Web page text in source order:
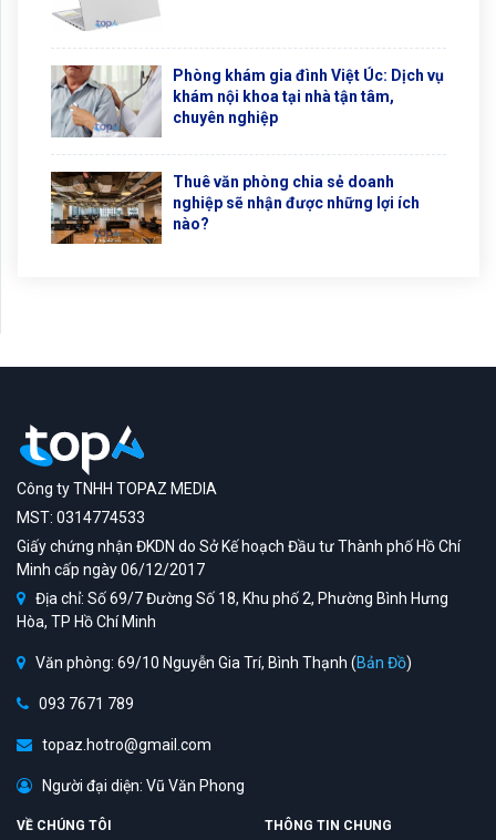
Phòng khám gia đình Việt Úc: Dịch vụ
khám nội khoa tại nhà tận tâm,
chuyên nghiệp
Thuê văn phòng chia sẻ doanh
nghiệp sẽ nhận được những lợi ích
nào?
Công ty TNHH TOPAZ MEDIA
MST: 0314774533
Giấy chứng nhận ĐKDN do Sở Kế hoạch Đầu tư Thành phố Hồ Chí
Minh cấp ngày 06/12/2017
Địa chỉ: Số 69/7 Đường Số 18, Khu phố 2, Phường Bình Hưng
Hòa, TP Hồ Chí Minh
Văn phòng: 69/10 Nguyễn Gia Trí, Bình Thạnh (Bản Đồ)
093 7671 789
topaz.hotro@gmail.com
Người đại diện: Vũ Văn Phong
VỀ CHÚNG TÔI THÔNG TIN CHUNG